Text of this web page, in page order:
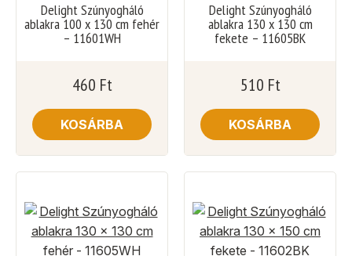
Delight Szúnyogháló
ablakra 100 x 130 cm fehér
– 11601WH
460 Ft
KOSÁRBA
Delight Szúnyogháló
ablakra 130 x 130 cm
fekete – 11605BK
510 Ft
KOSÁRBA